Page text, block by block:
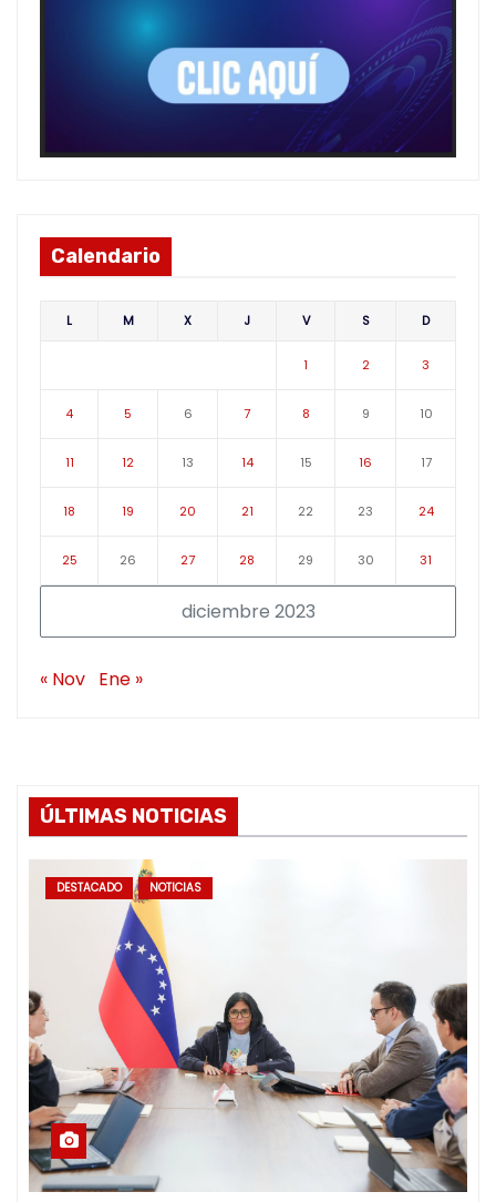
Calendario
diciembre 2023
L M X J V S D
1 2 3
4 5 6 7 8 9 10
11 12 13 14 15 16 17
18 19 20 21 22 23 24
25 26 27 28 29 30 31
« Nov Ene »
ÚLTIMAS NOTICIAS
DESTACADO NOTICIAS